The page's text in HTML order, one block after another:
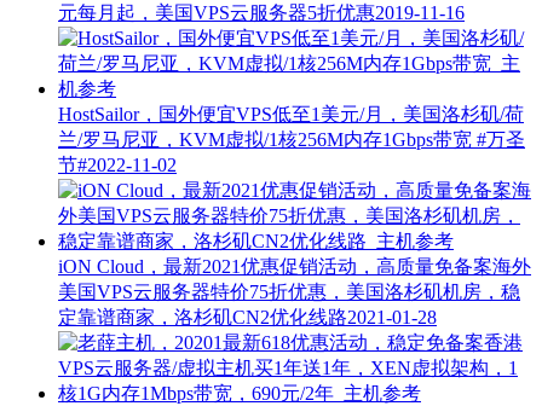
元每月起，美国VPS云服务器5折优惠2019-11-16
HostSailor，国外便宜VPS低至1美元/月，美国洛杉矶/荷
兰/罗马尼亚，KVM虚拟/1核256M内存1Gbps带宽 #万圣
节#2022-11-02
iON Cloud，最新2021优惠促销活动，高质量免备案海外
美国VPS云服务器特价75折优惠，美国洛杉矶机房，稳
定靠谱商家，洛杉矶CN2优化线路2021-01-28